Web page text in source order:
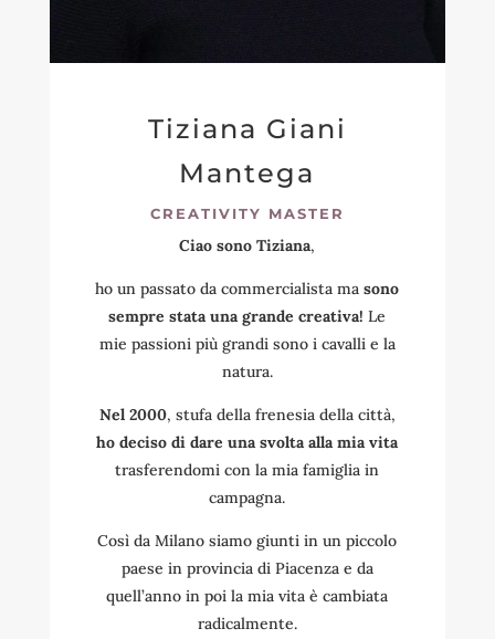
Tiziana Giani
Mantega
CREATIVITY MASTER
Ciao sono Tiziana,
ho un passato da commercialista masono
sempre stata una grande creativa! Le
mie passioni più grandi sono i cavalli e la
natura.
Nel 2000, stufa della frenesia della città,
ho deciso di dare una svolta alla mia vita
trasferendomi con la mia famiglia in
campagna.
Così da Milano siamo giunti in un piccolo
paese in provincia di Piacenza e da
quell’anno in poi la mia vita è cambiata
radicalmente.